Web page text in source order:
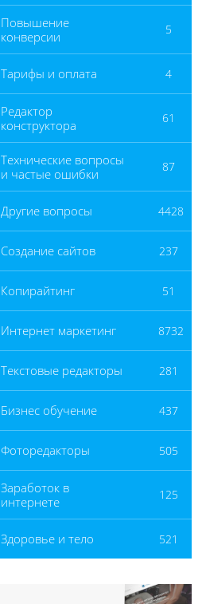
Повышение
конверсии
5
Тарифы и оплата 4
Редактор
конструктора
61
Технические вопросы
и частые ошибки
87
Другие вопросы 4428
Создание сайтов 237
Копирайтинг 51
Интернет маркетинг 8732
Текстовые редакторы 281
Бизнес обучение 437
Фоторедакторы 505
Заработок в
интернете
125
Здоровье и тело 521